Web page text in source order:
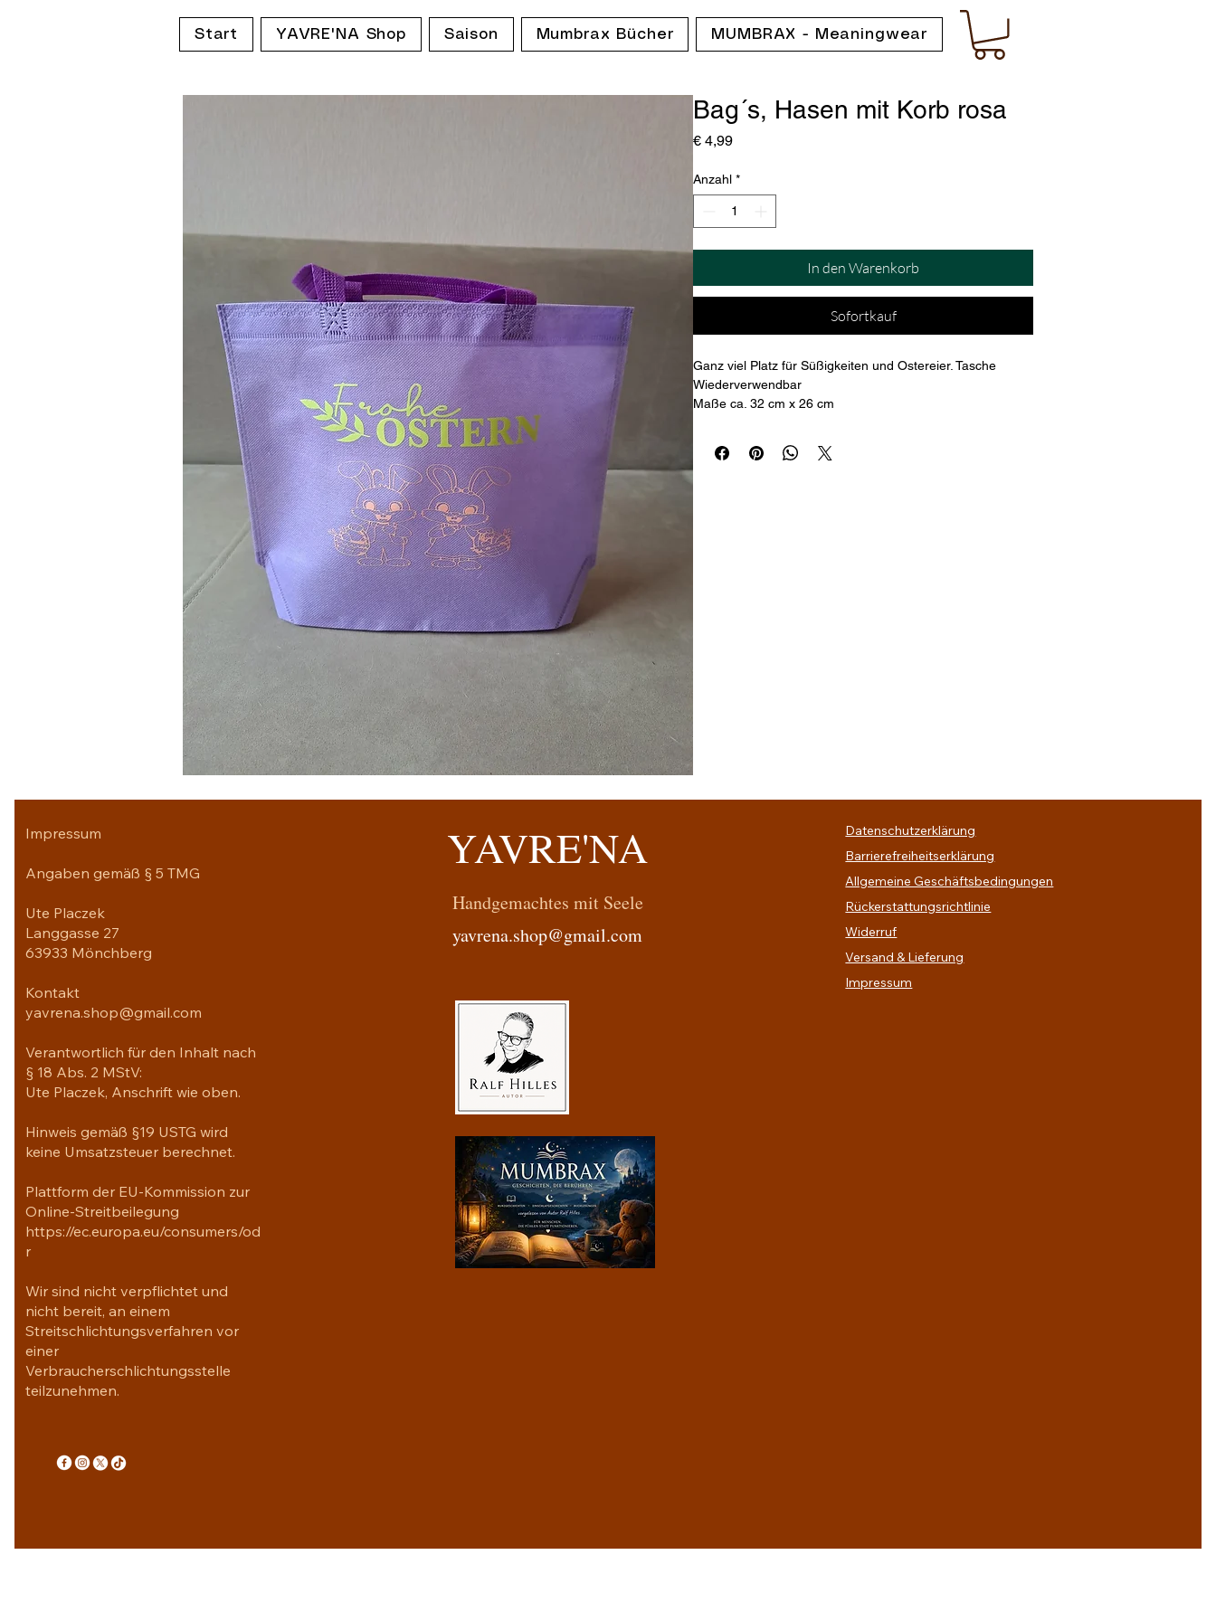
Start YAVRE'NA Shop Saison Mumbrax Bücher MUMBRAX - Meaningwear
Bag´s, Hasen mit Korb rosa
€ 4,99Preis
Anzahl *
In den Warenkorb
Sofortkauf
Ganz viel Platz für Süßigkeiten und Ostereier. Tasche
Wiederverwendbar
Maße ca. 32 cm x 26 cm
Impressum
Angaben gemäß § 5 TMG
Ute Placzek
Langgasse 27
63933 Mönchberg
Kontakt
yavrena.shop@gmail.com
Verantwortlich für den Inhalt nach
§ 18 Abs. 2 MStV:
Ute Placzek, Anschrift wie oben.
Hinweis gemäß §19 USTG wird
keine Umsatzsteuer berechnet.
Plattform der EU-Kommission zur
Online-Streitbeilegung
https://ec.europa.eu/consumers/od
r
Wir sind nicht verpflichtet und
nicht bereit, an einem
Streitschlichtungsverfahren vor
einer
Verbraucherschlichtungsstelle
teilzunehmen.
YAVRE'NA
Handgemachtes mit Seele
yavrena.shop@gmail.com
Datenschutzerklärung
Barrierefreiheitserklärung
Allgemeine Geschäftsbedingungen
Rückerstattungsrichtlinie
Widerruf
Versand & Lieferung
Impressum